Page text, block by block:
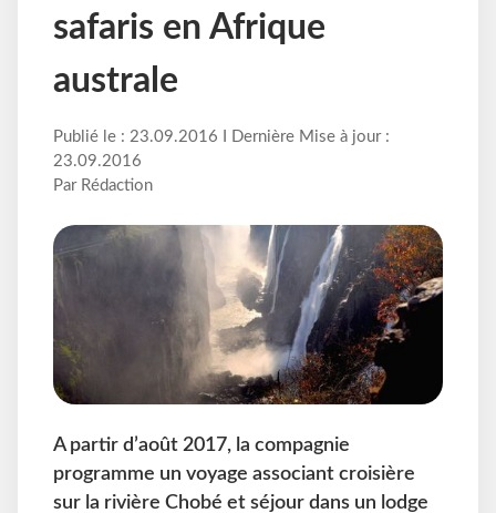
safaris en Afrique
australe
Publié le : 23.09.2016 I Dernière Mise à jour :
23.09.2016
Par Rédaction
A partir d’août 2017, la compagnie
programme un voyage associant croisière
sur la rivière Chobé et séjour dans un lodge